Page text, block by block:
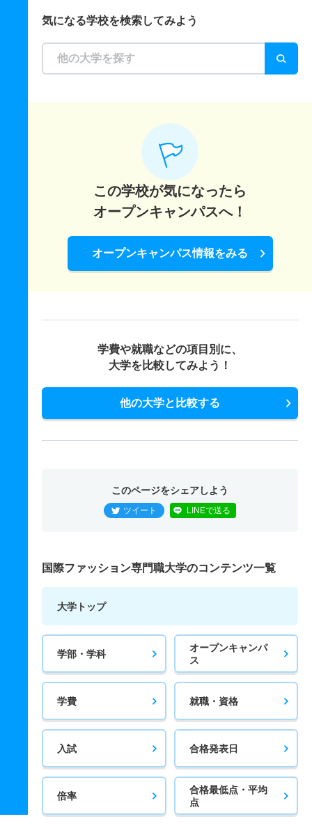
気になる学校を検索してみよう
この学校が気になったら
オープンキャンパスへ！
オープンキャンパス情報をみる
学費や就職などの項目別に、
大学を比較してみよう！
他の大学と比較する
このページをシェアしよう
ツイート LINEで送る
国際ファッション専門職大学のコンテンツ一覧
大学トップ
学部・学科
オープンキャンパ
ス
学費 就職・資格
入試 合格発表日
倍率
合格最低点・平均
点